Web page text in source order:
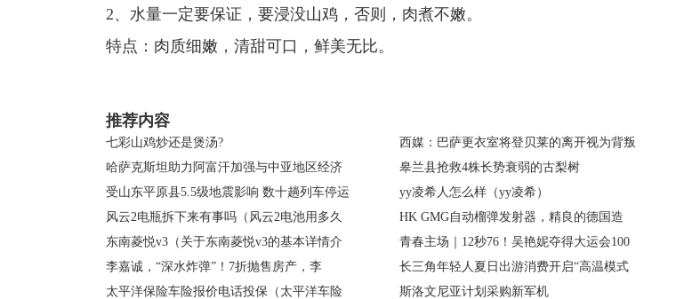
2、水量一定要保证，要浸没山鸡，否则，肉煮不嫩。
特点：肉质细嫩，清甜可口，鲜美无比。
推荐内容
七彩山鸡炒还是煲汤?
哈萨克斯坦助力阿富汗加强与中亚地区经济
受山东平原县5.5级地震影响 数十趟列车停运
风云2电瓶拆下来有事吗（风云2电池用多久
东南菱悦v3（关于东南菱悦v3的基本详情介
李嘉诚，“深水炸弹”！7折抛售房产，李
太平洋保险车险报价电话投保（太平洋车险
西媒：巴萨更衣室将登贝莱的离开视为背叛
皋兰县抢救4株长势衰弱的古梨树
yy凌希人怎么样（yy凌希）
HK GMG自动榴弹发射器，精良的德国造
青春主场｜12秒76！吴艳妮夺得大运会100
长三角年轻人夏日出游消费开启“高温模式
斯洛文尼亚计划采购新军机